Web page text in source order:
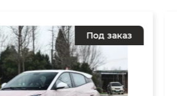
Под заказ